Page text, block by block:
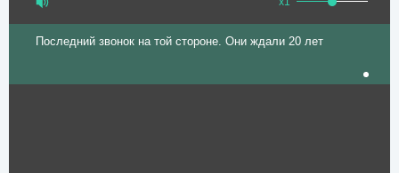
Последний звонок на той стороне. Они ждали 20 лет